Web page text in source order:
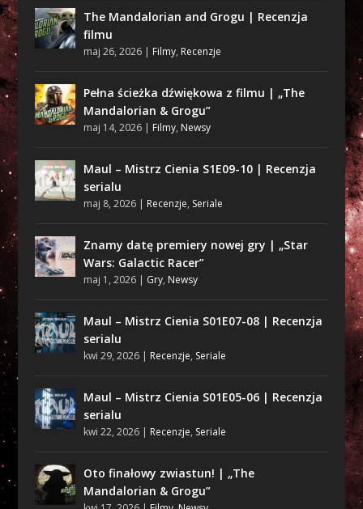
The Mandalorian and Grogu | Recenzja
filmu
maj 26, 2026| Filmy, Recenzje
Pełna ścieżka dźwiękowa z filmu | „The
Mandalorian & Grogu”
maj 14, 2026| Filmy, Newsy
Maul – Mistrz Cienia S1E09-10 | Recenzja
serialu
maj 8, 2026| Recenzje, Seriale
Znamy datę premiery nowej gry | „Star
Wars: Galactic Racer”
maj 1, 2026| Gry, Newsy
Maul – Mistrz Cienia S01E07-08 | Recenzja
serialu
kwi 29, 2026| Recenzje, Seriale
Maul – Mistrz Cienia S01E05-06 | Recenzja
serialu
kwi 22, 2026| Recenzje, Seriale
Oto finałowy zwiastun! | „The
Mandalorian & Grogu”